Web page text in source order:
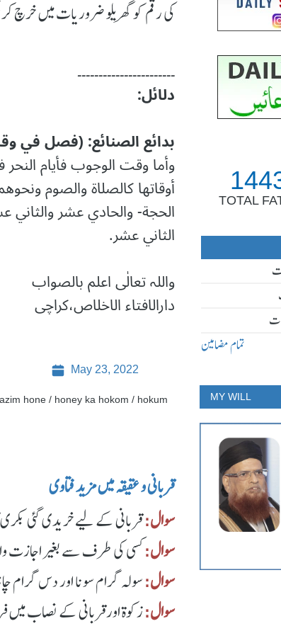
کی رقم کو گھریلو ضروریات میں خرچ
۔۔۔۔۔۔۔۔۔۔۔۔۔۔۔۔۔۔۔۔۔۔۔
دلائل:
بدائع الصنائع: (فصل في وقت وجوب
وأما وقت الوجوب فأيام
أوقاتها كالصلاة والصوم
الحجة- والحادي عشر
الثاني عشر.
واللہ تعالٰی اعلم بالصواب
دارالافتاء الاخلاص،کراچی
May 23, 2022
hone / honey ka hokom / hokum
قربانی و عقیقہ میں مزید فتاوی
سوال:قربانی کے لیے خریدی گئی
سوال:کسی کی طرف سے بغیر اجازت
سوال:سولہ گرام سونا اور دس گرام
سوال:زکوة اورقربانی کے نصاب میں
TOTAL
تمام مضامین
MY WILL